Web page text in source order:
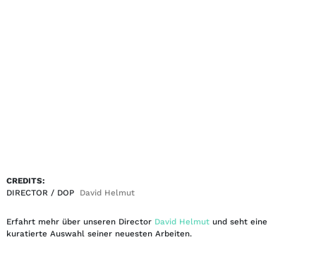
CREDITS:
DIRECTOR / DOP
David Helmut
Erfahrt mehr über unseren Director David Helmutund seht eine
kuratierte Auswahl seiner neuesten Arbeiten.